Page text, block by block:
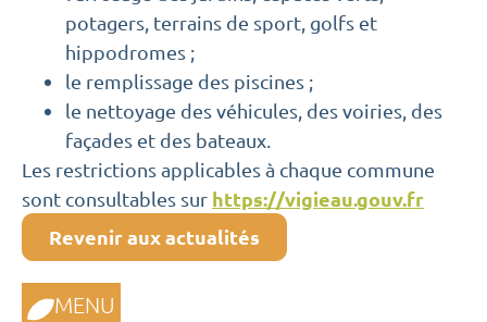
MENU
potagers, terrains de sport, golfs et
hippodromes ;
le remplissage des piscines ;
le nettoyage des véhicules, des voiries, des
façades et des bateaux.
Les restrictions applicables à chaque commune
sont consultables sur https://vigieau.gouv.fr
Revenir aux actualités